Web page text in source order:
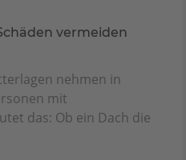
vermeiden
nehmen in
mit
das: Ob ein Dach die